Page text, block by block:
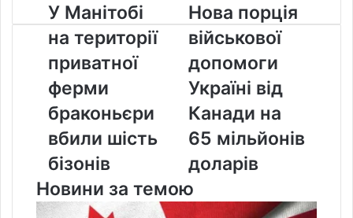
У
Манітобі
на
території
приватної
ферми
браконьєри
вбили
шість
бізонів
У Манітобі
на території
приватної
ферми
браконьєри
вбили шість
бізонів
Нова
порція
військової
допомоги
Україні
від
Канади
на
65
доларів
Нова порція
військової
допомоги
Україні від
Канади на
65 мільйонів
доларів
Новини за темою